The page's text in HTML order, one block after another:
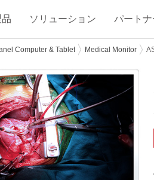
ソリューション パートナ
Computer & Tablet Medical Monitor